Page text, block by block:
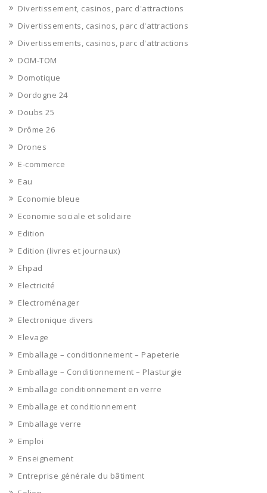
Divertissement, casinos, parc d'attractions
Divertissements, casinos, parc d'attractions
Divertissements, casinos, parc d'attractions
DOM-TOM
Domotique
Dordogne 24
Doubs 25
Drôme 26
Drones
E-commerce
Eau
Economie bleue
Economie sociale et solidaire
Edition
Edition (livres et journaux)
Ehpad
Electricité
Electroménager
Electronique divers
Elevage
Emballage – conditionnement – Papeterie
Emballage – Conditionnement – Plasturgie
Emballage conditionnement en verre
Emballage et conditionnement
Emballage verre
Emploi
Enseignement
Entreprise générale du bâtiment